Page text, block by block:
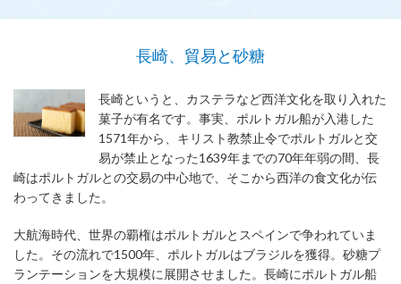
長崎、貿易と砂糖
長崎というと、カステラなど西洋文化を取り入れた
菓子が有名です。事実、ポルトガル船が入港した
1571年から、キリスト教禁止令でポルトガルと交
易が禁止となった1639年までの70年年弱の間、長
崎はポルトガルとの交易の中心地で、そこから西洋の食文化が伝
わってきました。
大航海時代、世界の覇権はポルトガルとスペインで争われていま
した。その流れで1500年、ポルトガルはブラジルを獲得。砂糖プ
ランテーションを大規模に展開させました。長崎にポルトガル船